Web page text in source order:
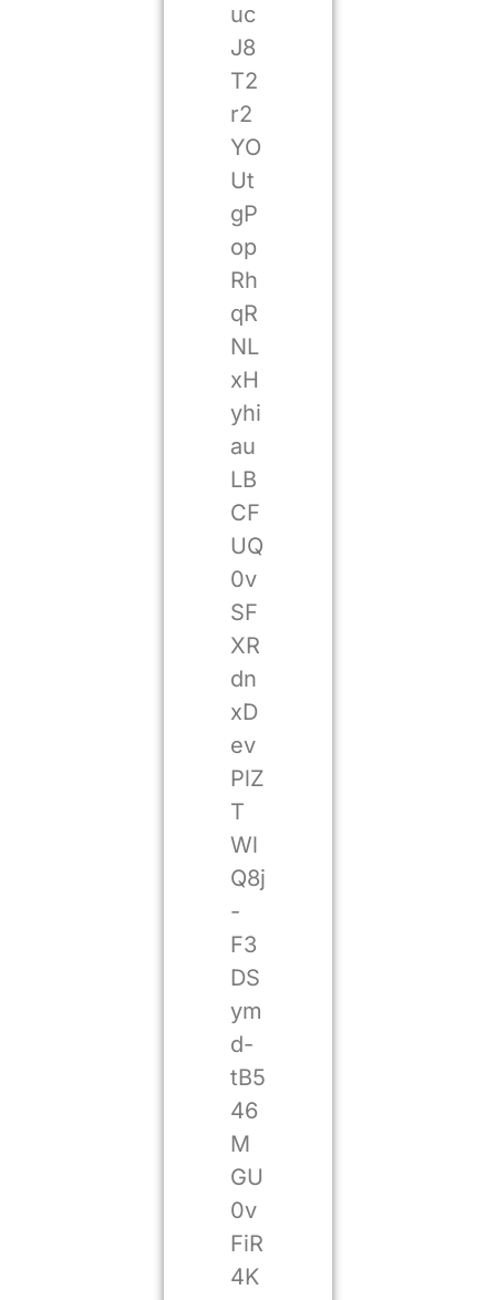
uc
J8
T2
r2
YO
Ut
gP
op
Rh
qR
NL
xH
yhi
au
LB
CF
UQ
0v
SF
XR
dn
xD
ev
PlZ
T
Wl
Q8j
-
F3
DS
ym
d-
tB5
46
M
GU
0v
FiR
4K